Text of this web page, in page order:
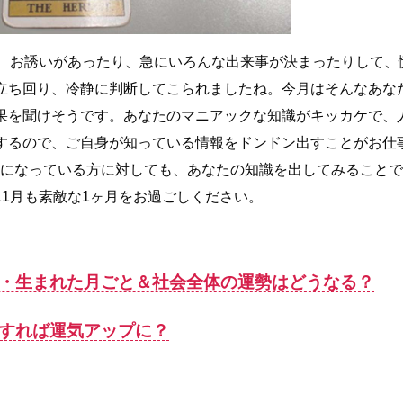
お誘いがあったり、急にいろんな出来事が決まったりして、
回り、冷静に判断してこられましたね。今月はそんなあな
聞けそうです。あなたのマニアックな知識がキッカケで、
ので、ご自身が知っている情報をドンドン出すことがお仕
なっている方に対しても、あなたの知識を出してみることで
も素敵な1ヶ月をお過ごしください。
生まれた月ごと＆社会全体の運勢はどうなる？
れば運気アップに？